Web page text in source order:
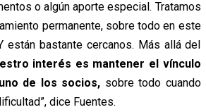
o algún aporte especial. Tratamos
permanente, sobre todo en este
están bastante cercanos. Más allá del
interés es mantener el vínculo
de los socios, sobre todo cuando
dice Fuentes.